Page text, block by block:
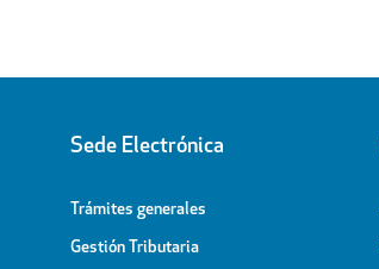
Sede Electrónica
Trámites generales
Gestión Tributaria